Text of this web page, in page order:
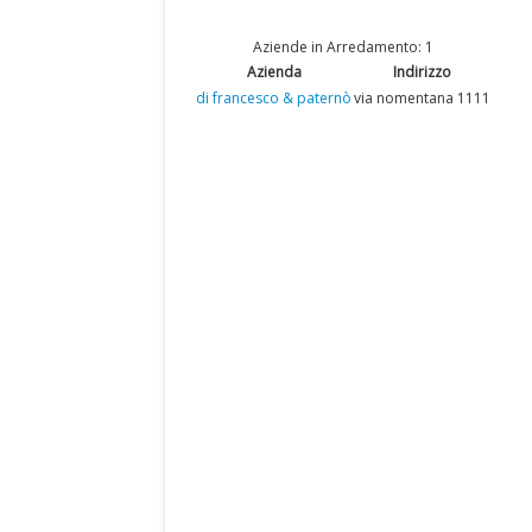
Aziende in Arredamento: 1
Azienda
Indirizzo
di francesco & paternòvia nomentana 1111